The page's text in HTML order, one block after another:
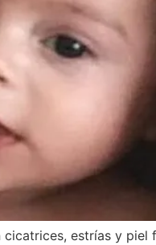
cicatrices, estrías y